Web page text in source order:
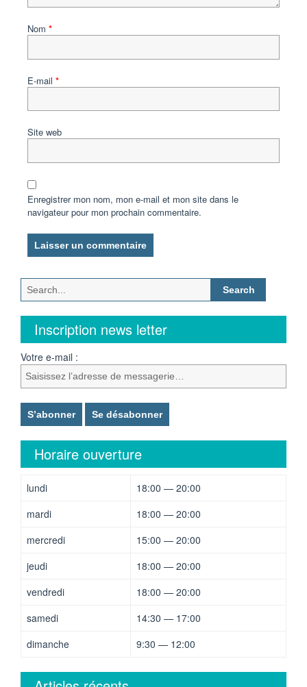
Nom *
E-mail *
Site web
Enregistrer mon nom, mon e-mail et mon site dans le
navigateur pour mon prochain commentaire.
Search
for:
Inscription news letter
Votre e-mail :
Horaire ouverture
lundi
18:00 — 20:00
mardi
18:00 — 20:00
mercredi
15:00 — 20:00
jeudi
18:00 — 20:00
vendredi
18:00 — 20:00
samedi
14:30 — 17:00
dimanche
9:30 — 12:00